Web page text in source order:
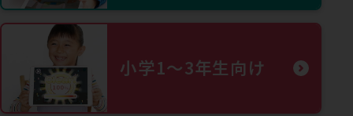
小学1〜3年生向け